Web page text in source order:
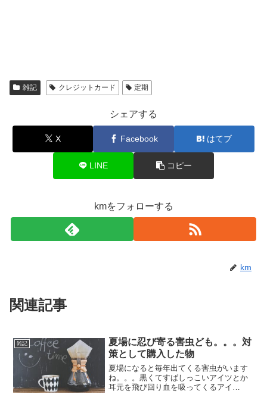
雑記 クレジットカード 定期
シェアする
X Facebook はてブ
LINE コピー
kmをフォローする
km
関連記事
雑記
夏場に忍び寄る害虫ども。。。対
策として購入した物
夏場になると毎年出てくる害虫がいます
ね。。。黒くてすばしっこいアイツとか
耳元を飛び回り血を吸ってくるアイ